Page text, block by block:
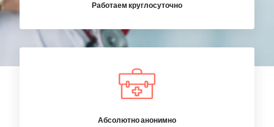
Работаем круглосуточно
Абсолютно анонимно